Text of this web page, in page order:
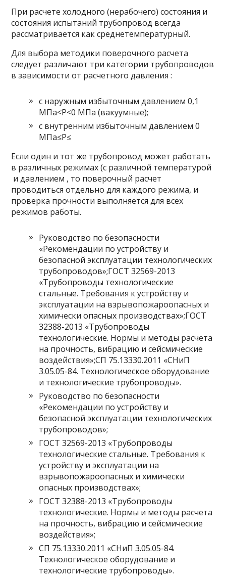
При расчете холодного (нерабочего) состояния и
состояния испытаний трубопровод всегда
рассматривается как среднетемпературный.
Для выбора методики поверочного расчета
следует различают три категории трубопроводов
в зависимости от расчетного давления :
с наружным избыточным давлением 0,1
МПа<P<0 МПа (вакуумные);
с внутренним избыточным давлением 0
МПа≤P≤
Если один и тот же трубопровод может работать
в различных режимах (с различной температурой
и давлением , то поверочный расчет
проводиться отдельно для каждого режима, и
проверка прочности выполняется для всех
режимов работы.
Руководство по безопасности
«Рекомендации по устройству и
безопасной эксплуатации технологических
трубопроводов»;ГОСТ 32569-2013
«Трубопроводы технологические
стальные. Требования к устройству и
эксплуатации на взрывопожароопасных и
химически опасных производствах»;ГОСТ
32388-2013 «Трубопроводы
технологические. Нормы и методы расчета
на прочность, вибрацию и сейсмические
воздействия»;СП 75.13330.2011 «СНиП
3.05.05-84. Технологическое оборудование
и технологические трубопроводы».
Руководство по безопасности
«Рекомендации по устройству и
безопасной эксплуатации технологических
трубопроводов»;
ГОСТ 32569-2013 «Трубопроводы
технологические стальные. Требования к
устройству и эксплуатации на
взрывопожароопасных и химически
опасных производствах»;
ГОСТ 32388-2013 «Трубопроводы
технологические. Нормы и методы расчета
на прочность, вибрацию и сейсмические
воздействия»;
СП 75.13330.2011 «СНиП 3.05.05-84.
Технологическое оборудование и
технологические трубопроводы».